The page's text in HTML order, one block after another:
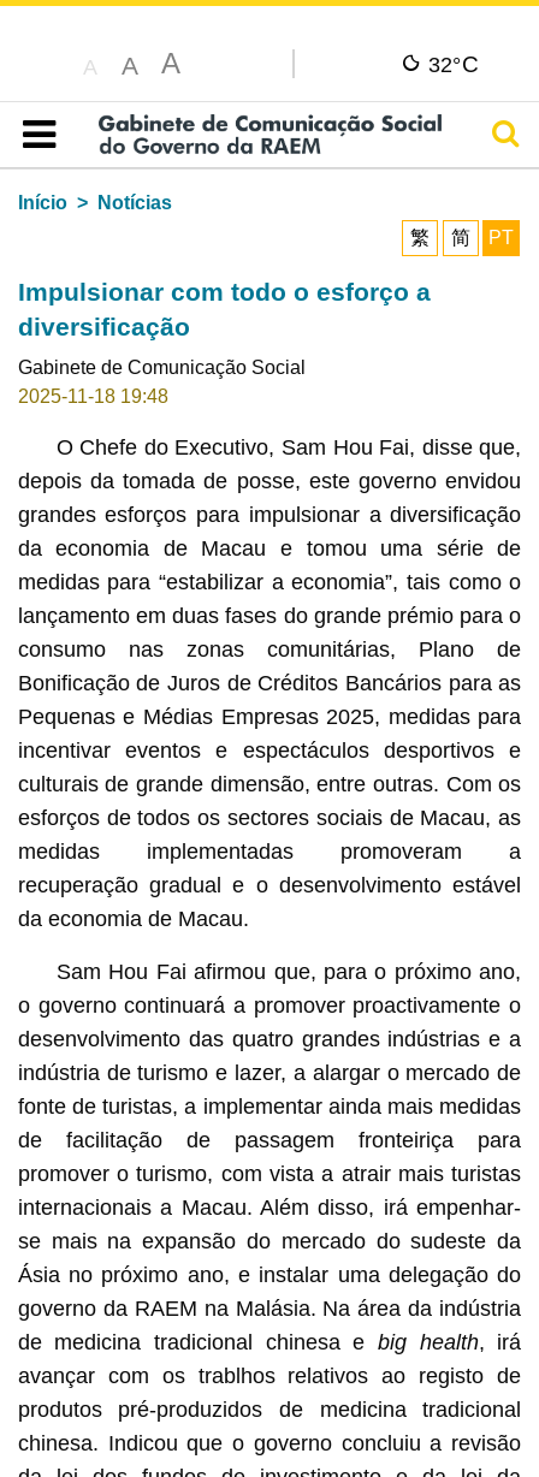
A A A 32°C
Índice
Início
Notícias
繁
简 PT
Impulsionar com todo o esforço a
diversificação
Gabinete de Comunicação Social
2025-11-18 19:48
O Chefe do Executivo, Sam Hou Fai, disse que,
depois da tomada de posse, este governo envidou
grandes esforços para impulsionar a diversificação
da economia de Macau e tomou uma série de
medidas para “estabilizar a economia”, tais como o
lançamento em duas fases do grande prémio para o
consumo nas zonas comunitárias, Plano de
Bonificação de Juros de Créditos Bancários para as
Pequenas e Médias Empresas 2025, medidas para
incentivar eventos e espectáculos desportivos e
culturais de grande dimensão, entre outras. Com os
esforços de todos os sectores sociais de Macau, as
medidas implementadas promoveram a
recuperação gradual e o desenvolvimento estável
da economia de Macau.
Sam Hou Fai afirmou que, para o próximo ano,
o governo continuará a promover proactivamente o
desenvolvimento das quatro grandes indústrias e a
indústria de turismo e lazer, a alargar o mercado de
fonte de turistas, a implementar ainda mais medidas
de facilitação de passagem fronteiriça para
promover o turismo, com vista a atrair mais turistas
internacionais a Macau. Além disso, irá empenhar-
se mais na expansão do mercado do sudeste da
Ásia no próximo ano, e instalar uma delegação do
governo da RAEM na Malásia. Na área da indústria
de medicina tradicional chinesa e big health, irá
avançar com os trablhos relativos ao registo de
produtos pré-produzidos de medicina tradicional
chinesa. Indicou que o governo concluiu a revisão